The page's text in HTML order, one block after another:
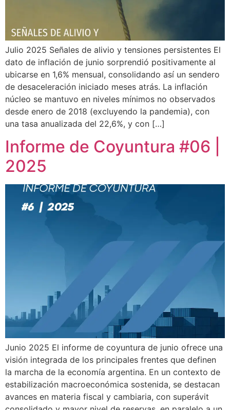
Julio 2025 Señales de alivio y tensiones persistentes El
dato de inflación de junio sorprendió positivamente al
ubicarse en 1,6% mensual, consolidando así un sendero
de desaceleración iniciado meses atrás. La inflación
núcleo se mantuvo en niveles mínimos no observados
desde enero de 2018 (excluyendo la pandemia), con
una tasa anualizada del 22,6%, y con […]
Informe de Coyuntura #06 |
2025
Junio 2025 El informe de coyuntura de junio ofrece una
visión integrada de los principales frentes que definen
la marcha de la economía argentina. En un contexto de
estabilización macroeconómica sostenida, se destacan
avances en materia fiscal y cambiaria, con superávit